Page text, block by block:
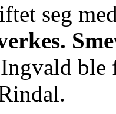
seg
ble